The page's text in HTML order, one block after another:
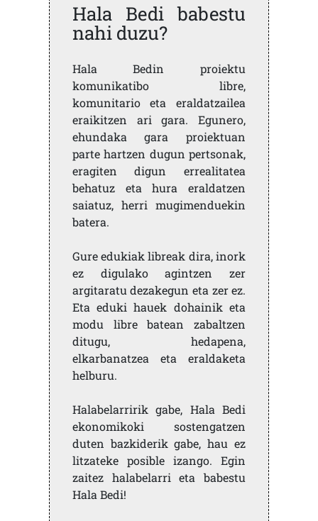
Hala Bedi babestu
nahi duzu?
Hala Bedin proiektu
komunikatibo libre,
komunitario eta eraldatzailea
eraikitzen ari gara. Egunero,
ehundaka gara proiektuan
parte hartzen dugun pertsonak,
eragiten digun errealitatea
behatuz eta hura eraldatzen
saiatuz, herri mugimenduekin
batera.
Gure edukiak libreak dira, inork
ez digulako agintzen zer
argitaratu dezakegun eta zer ez.
Eta eduki hauek dohainik eta
modu libre batean zabaltzen
ditugu, hedapena,
elkarbanatzea eta eraldaketa
helburu.
Halabelarririk gabe, Hala Bedi
ekonomikoki sostengatzen
duten bazkiderik gabe, hau ez
litzateke posible izango. Egin
zaitez halabelarri eta babestu
Hala Bedi!